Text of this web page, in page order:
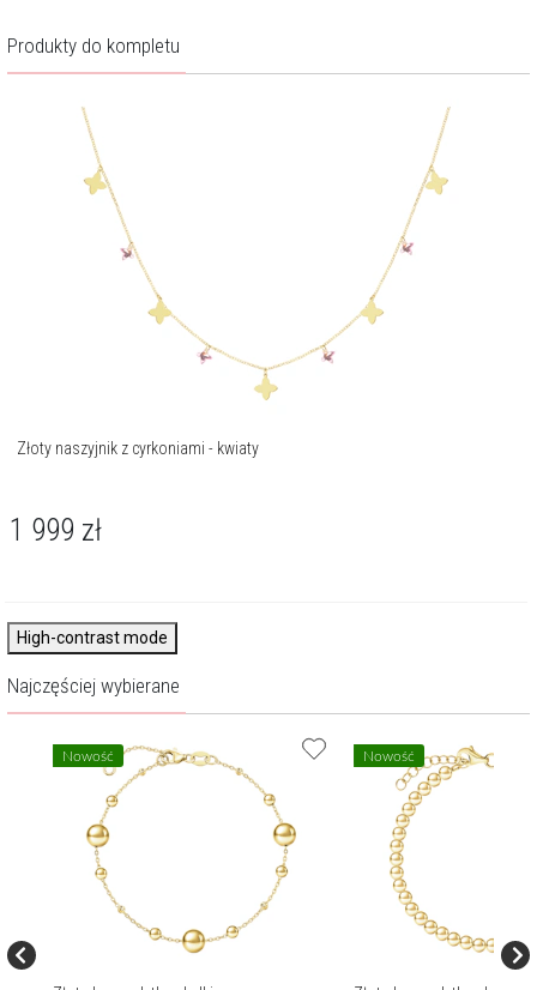
Produkty do kompletu
Złoty naszyjnik z cyrkoniami - kwiaty
1 999 zł
High-contrast mode
Najczęściej wybierane
Nowość Nowość